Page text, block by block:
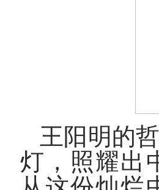
王阳明的
灯，照耀出